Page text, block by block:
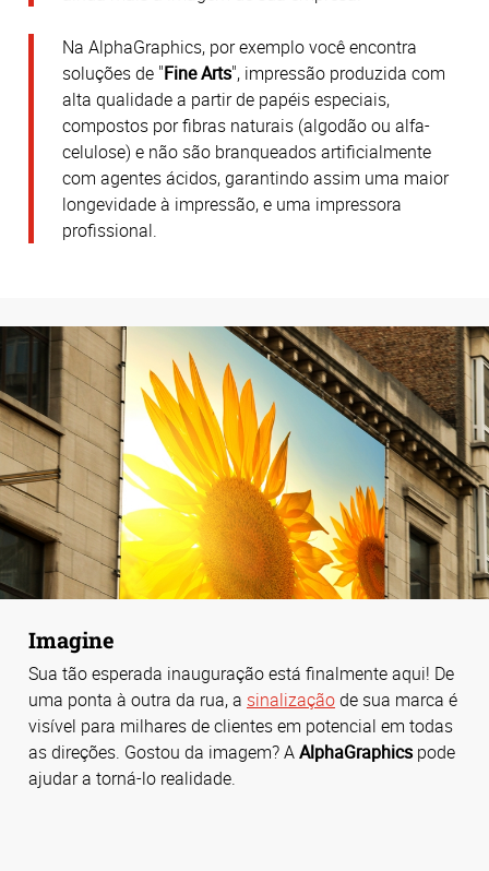
Na AlphaGraphics, por exemplo você encontra
soluções de "Fine Arts", impressão produzida com
alta qualidade a partir de papéis especiais,
compostos por fibras naturais (algodão ou alfa-
celulose) e não são branqueados artificialmente
com agentes ácidos, garantindo assim uma maior
longevidade à impressão, e uma impressora
profissional.
Imagine
Sua tão esperada inauguração está finalmente aqui! De
uma ponta à outra da rua, a sinalizaçãode sua marca é
visível para milhares de clientes em potencial em todas
as direções. Gostou da imagem? AAlphaGraphics pode
ajudar a torná-lo realidade.